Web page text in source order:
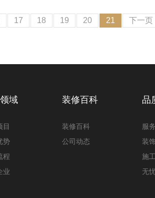
17 18 19 20 21 下一页
域
目
势
程
业
装修百科
装修百科
公司动态
品
服
装
施
无